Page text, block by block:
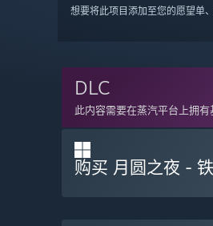
想要将此项目添加至您的愿望单
DLC
此内容需要在蒸汽平台上拥有
购买 月圆之夜 -